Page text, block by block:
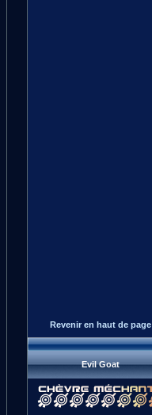
Revenir en haut de page
Evil Goat